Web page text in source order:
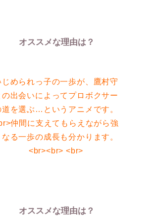
オススメな理由は？
じめられっ子の一歩が、鷹村守
の出会いによってプロボクサー
道を選ぶ…というアニメです。
仲間に支えてもらえながら強
なる一歩の成長も分かります。
<br><br> <br>
オススメな理由は？